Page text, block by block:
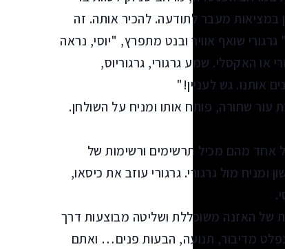
במציאות מעבר לתודעה. להכיר אותה. זה
שואף אוויר ובנט מתפרץ, "יוסי, נראה
או האקסלי. שמע גרגורי, גרגוריוס,
אותנו. גש לעניין!"
עור שחורה, פותח אותו ומניח על השולחן.
אחד מהם מכיל תרשימים ורשימות של
מול גרגורי. גרגורי עוזב את כיסאו,
של האזנה משוכללת ושליטה מבוצעות דרך
מדיבור, תנועה, הבעות פנים… ואתם